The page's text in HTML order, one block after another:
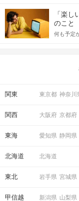
合にど
しかし
っしゃ
送るLINE
えながら
「楽
のこと
何も予定
の楽しい
関東 東京都 神奈川
関西 大阪府 京都府
東海 愛知県 静岡県
北海道 北海道
東北 岩手県 宮城県
甲信越 新潟県 山梨県